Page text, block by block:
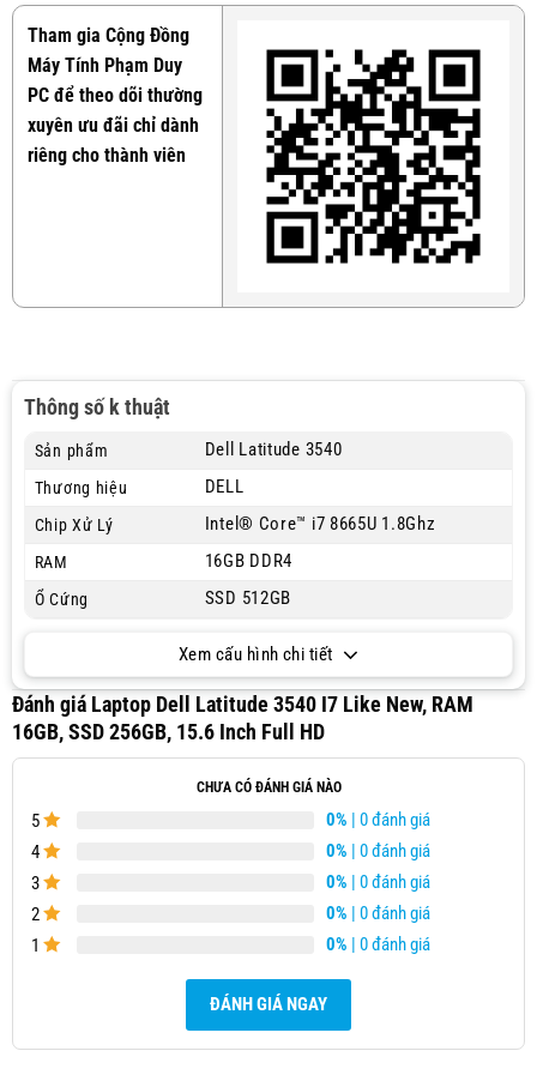
Tham gia Cộng Đồng
Máy Tính Phạm Duy
PC để theo dõi thường
xuyên ưu đãi chỉ dành
riêng cho thành viên
Thông số k thuật
Sản phẩm Dell Latitude 3540
Thương hiệu DELL
Chip Xử Lý Intel® Core™ i7 8665U 1.8Ghz
RAM 16GB DDR4
Ổ Cứng SSD 512GB
Xem cấu hình chi tiết
Đánh giá Laptop Dell Latitude 3540 I7 Like New, RAM
16GB, SSD 256GB, 15.6 Inch Full HD
CHƯA CÓ ĐÁNH GIÁ NÀO
5 0% | 0 đánh giá
4
0% | 0 đánh giá
3
0% | 0 đánh giá
2
0% | 0 đánh giá
1
0% | 0 đánh giá
ĐÁNH GIÁ NGAY